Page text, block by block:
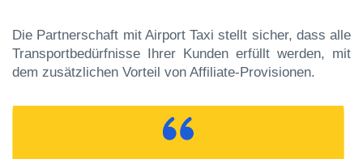
Die Partnerschaft mit Airport Taxi stellt sicher, dass alle
Transportbedürfnisse Ihrer Kunden erfüllt werden, mit
dem zusätzlichen Vorteil von Affiliate-Provisionen.